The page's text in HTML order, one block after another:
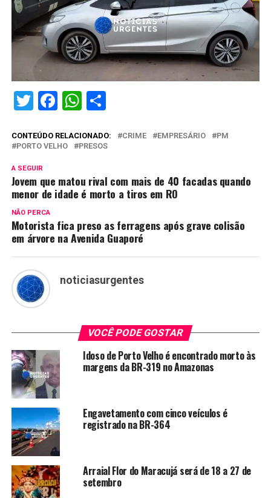
Twitter
Facebook
WhatsApp
Share
CONTEÚDO RELACIONADO: CRIME EMPRESÁRIO
PM
PORTO VELHO
PRESOS
A SEGUIR
Jovem que matou rival com mais de 40 facadas quando
menor de idade é morto a tiros em RO
NÃO PERCA
Motorista fica preso as ferragens após grave colisão
em árvore na Avenida Guaporé
noticiasurgentes
VOCÊ PODE GOSTAR
Idoso de Porto Velho é encontrado morto às
margens da BR-319 no Amazonas
Engavetamento com cinco veículos é
registrado na BR-364
Arraial Flor do Maracujá será de 18 a 27 de
setembro